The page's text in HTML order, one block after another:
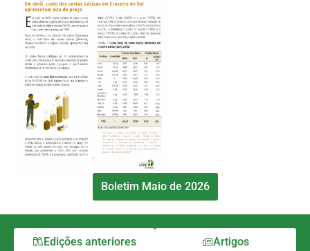
Boletim Maio de 2026
Edições anteriores Artigos